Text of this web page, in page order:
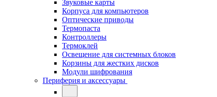
Звуковые карты
Корпуса для компьютеров
Оптические приводы
Термопаста
Контроллеры
Термоклей
Освещение для системных блоков
Корзины для жестких дисков
Модули шифрования
Периферия и аксессуары